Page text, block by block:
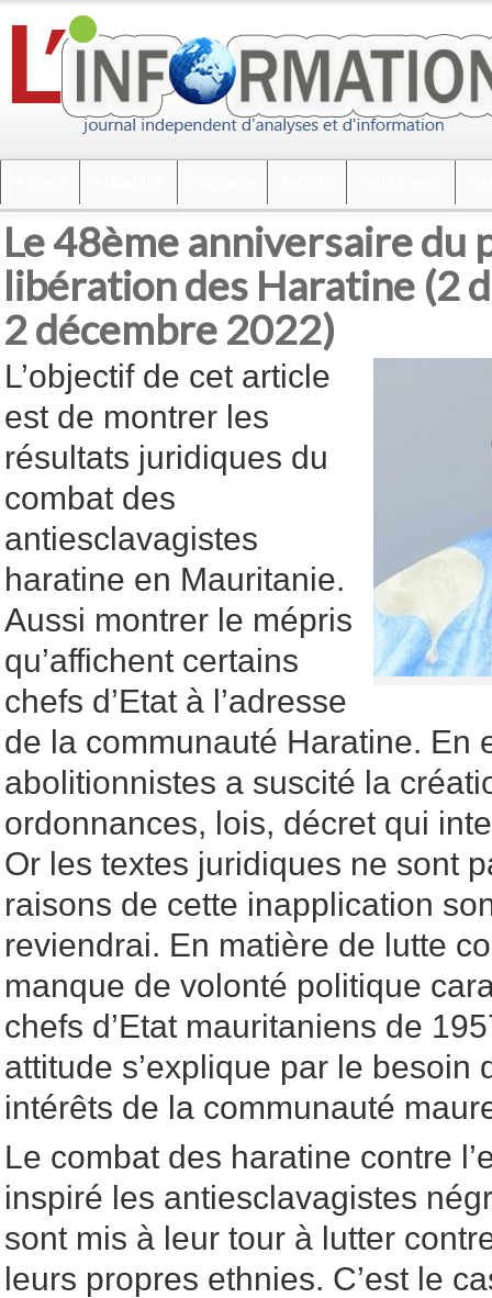
Le 48ème anniversaire du
libération des Haratine (2
2 décembre 2022)
L’objectif de cet article
est de montrer les
résultats juridiques du
combat des
antiesclavagistes
haratine en Mauritanie.
Aussi montrer le mépris
qu’affichent certains
chefs d’Etat à l’adresse
de la communauté Haratine. En
abolitionnistes a suscité la
ordonnances, lois, décret qui
Or les textes juridiques ne sont
raisons de cette inapplication
reviendrai. En matière de lutte
manque de volonté politique
chefs d’Etat mauritaniens de
attitude s’explique par le besoin
intérêts de la communauté
Le combat des haratine contre
inspiré les antiesclavagistes
sont mis à leur tour à lutter
leurs propres ethnies. C’est le